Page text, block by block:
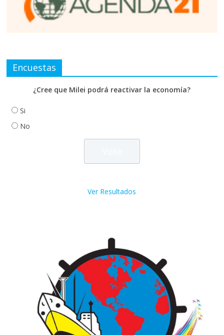
Encuestas
¿Cree que Milei podrá reactivar la economía?
Si
No
Ver Resultados